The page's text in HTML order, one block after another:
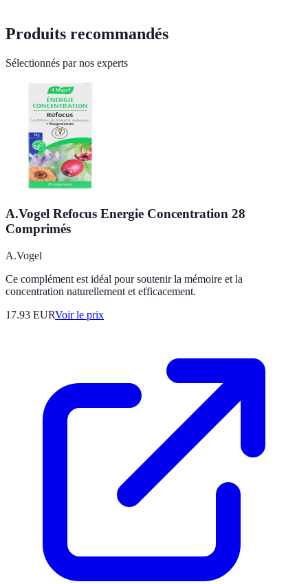
Produits recommandés
Sélectionnés par nos experts
A.Vogel Refocus Energie Concentration 28
Comprimés
A.Vogel
Ce complément est idéal pour soutenir la mémoire et la
concentration naturellement et efficacement.
17.93 EURVoir le prix